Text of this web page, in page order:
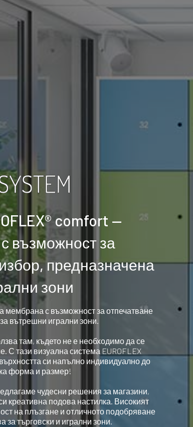
comfort —
възможност за
предназначена
зони
мембрана с възможност за отпечатване
вътрешни игрални зони.
там, където не е необходимо да се
С тази визуална система EUROFLEX
си напълно индивидуално до
форма и размер!
чудесни решения за магазини,
креативна подова настилка. Високият
на плъзгане и отличното подобряване
за търговски и игрални зони.